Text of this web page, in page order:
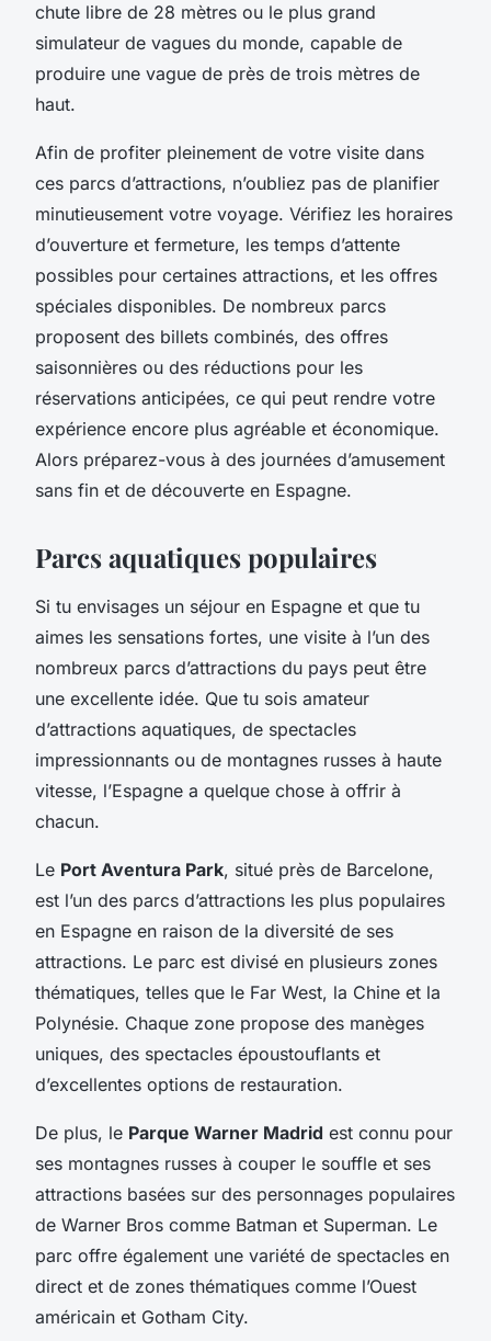
chute libre de 28 mètres ou le plus grand
simulateur de vagues du monde, capable de
produire une vague de près de trois mètres de
haut.
Afin de profiter pleinement de votre visite dans
ces parcs d’attractions, n’oubliez pas de planifier
minutieusement votre voyage. Vérifiez les horaires
d’ouverture et fermeture, les temps d’attente
possibles pour certaines attractions, et les offres
spéciales disponibles. De nombreux parcs
proposent des billets combinés, des offres
saisonnières ou des réductions pour les
réservations anticipées, ce qui peut rendre votre
expérience encore plus agréable et économique.
Alors préparez-vous à des journées d’amusement
sans fin et de découverte en Espagne.
Parcs aquatiques populaires
Si tu envisages un séjour en Espagne et que tu
aimes les sensations fortes, une visite à l’un des
nombreux parcs d’attractions du pays peut être
une excellente idée. Que tu sois amateur
d’attractions aquatiques, de spectacles
impressionnants ou de montagnes russes à haute
vitesse, l’Espagne a quelque chose à offrir à
chacun.
Le Port Aventura Park, situé près de Barcelone,
est l’un des parcs d’attractions les plus populaires
en Espagne en raison de la diversité de ses
attractions. Le parc est divisé en plusieurs zones
thématiques, telles que le Far West, la Chine et la
Polynésie. Chaque zone propose des manèges
uniques, des spectacles époustouflants et
d’excellentes options de restauration.
De plus, le Parque Warner Madrid est connu pour
ses montagnes russes à couper le souffle et ses
attractions basées sur des personnages populaires
de Warner Bros comme Batman et Superman. Le
parc offre également une variété de spectacles en
direct et de zones thématiques comme l’Ouest
américain et Gotham City.